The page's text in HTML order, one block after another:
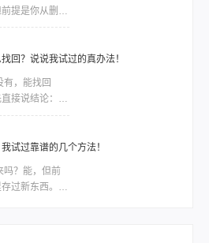
提是你从删除
盘里存过新东
个前提比用什
事小李给客户
三天素材的文件
回？说说我试过的真办法！
接说结论：能
之后没再往那
都关键——因为
住了进去，原
救。一段糟心
试过靠谱的几个方法！
过新东西。电